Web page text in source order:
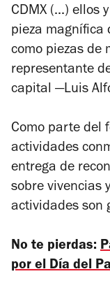
CDMX (...) ellos
pieza magnífica
como piezas de
representante
capital —Luis
Como parte del
actividades
entrega de
sobre vivencias
actividades son
No te pierdas:
por el Día del